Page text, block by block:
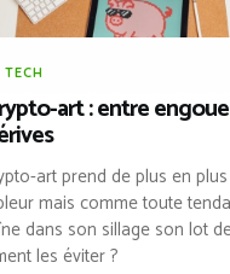
TECH
art : entre
art prend de plus en plus
mais comme toute
dans son sillage son lot
les éviter ?